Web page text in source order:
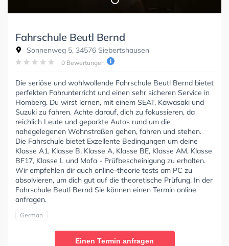
Fahrschule Beutl Bernd
Sonnenweg 5, 34576 Siebertshausen
0 Bewertungen
Die seriöse und wohlwollende Fahrschule Beutl Bernd bietet
perfekten Fahrunterricht und einen sehr sicheren Service in
Homberg. Du wirst lernen, mit einem SEAT, Kawasaki und
Suzuki zu fahren. Achte darauf, dich zu fokussieren, da
reichlich Leute und geparkte Autos rund um die
nahegelegenen Wohnstraßen gehen, fahren und stehen.
Die Fahrschule bietet Exzellente Bedingungen um deine
Klasse A1, Klasse B, Klasse A, Klasse BE, Klasse AM, Klasse
BF17, Klasse L und Mofa - Prüfbescheinigung zu erhalten.
Wir empfehlen dir auch online-theorie tests am PC zu
absolvieren, um dich gut auf die theoretische Prüfung. In der
Fahrschule Beutl Bernd Sie können einen Termin online
anfragen.
German
Einen Termin anfragen